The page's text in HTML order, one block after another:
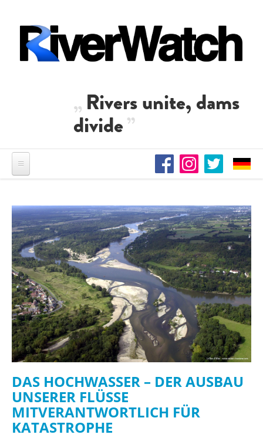
Rivers unite, dams
divide
DAS HOCHWASSER – DER AUSBAU
UNSERER FLÜSSE
MITVERANTWORTLICH FÜR
KATASTROPHE